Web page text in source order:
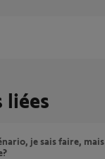
liées